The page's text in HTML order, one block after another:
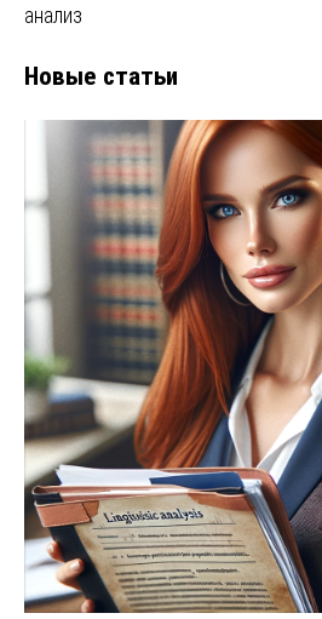
анализ
Новые статьи